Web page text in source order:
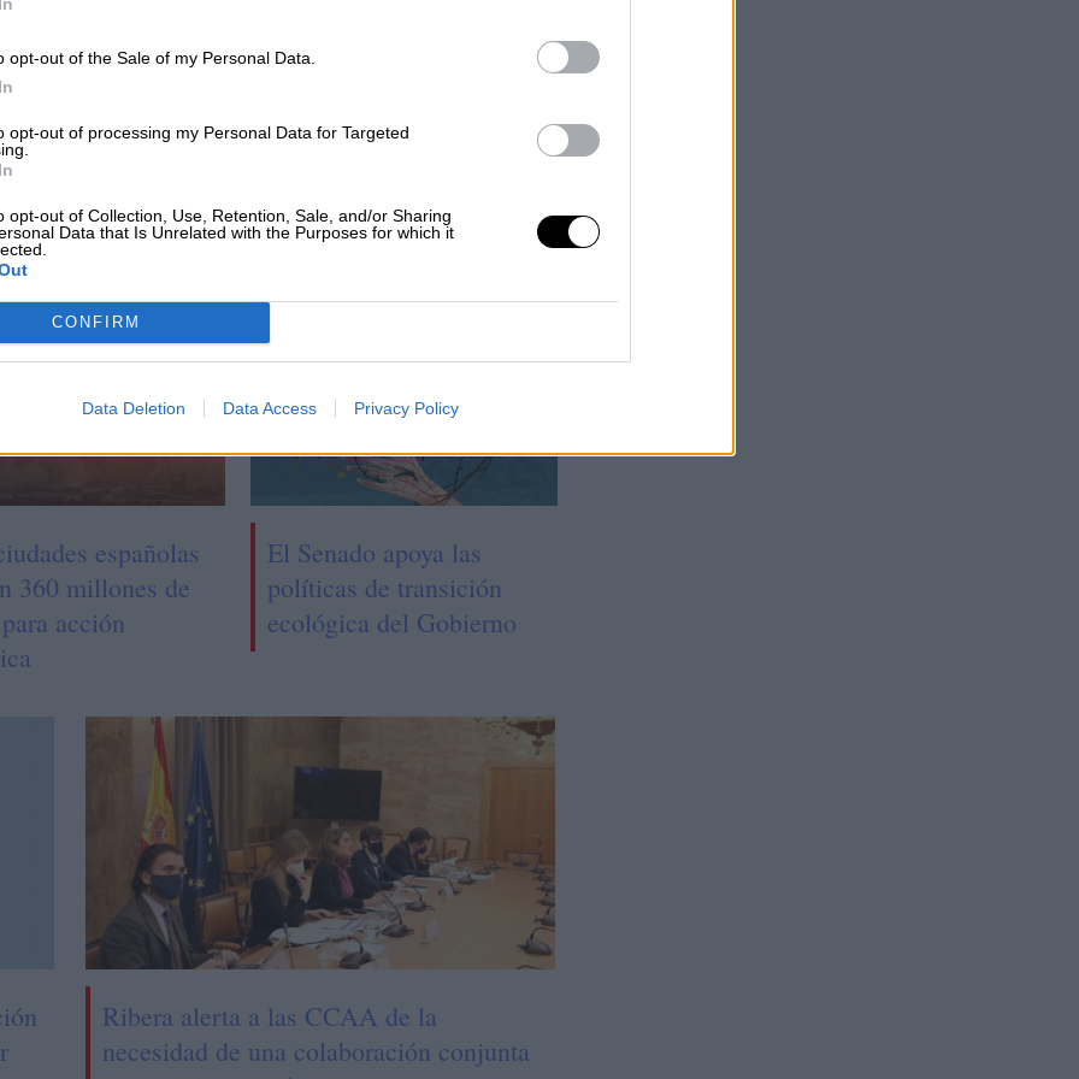
opt-out of the Sale of my Personal Data.
opt-out of processing my Personal Data for Targeted
opt-out of Collection, Use, Retention, Sale, and/or Sharing
Data that Is Unrelated with the Purposes for which it
CONFIRM
Data Deletion Data Access Privacy Policy
Iceta destaca que la mitad de las ocho
españolas
360 millones de
acción
El Senado apoya las
políticas de transición
ecológica del Gobierno
Ribera alerta a las CCAA de la
necesidad de una colaboración conjunta